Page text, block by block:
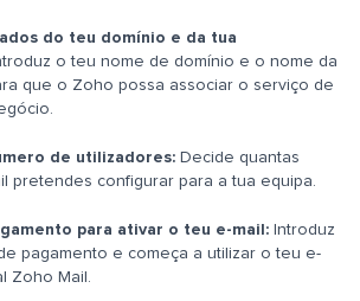
do teu domínio e da tua
o teu nome de domínio e o nome da
que o Zoho possa associar o serviço de
de utilizadores: Decide quantas
pretendes configurar para a tua equipa.
para ativar o teu e-mail: Introduz
pagamento e começa a utilizar o teu e-
Zoho Mail.